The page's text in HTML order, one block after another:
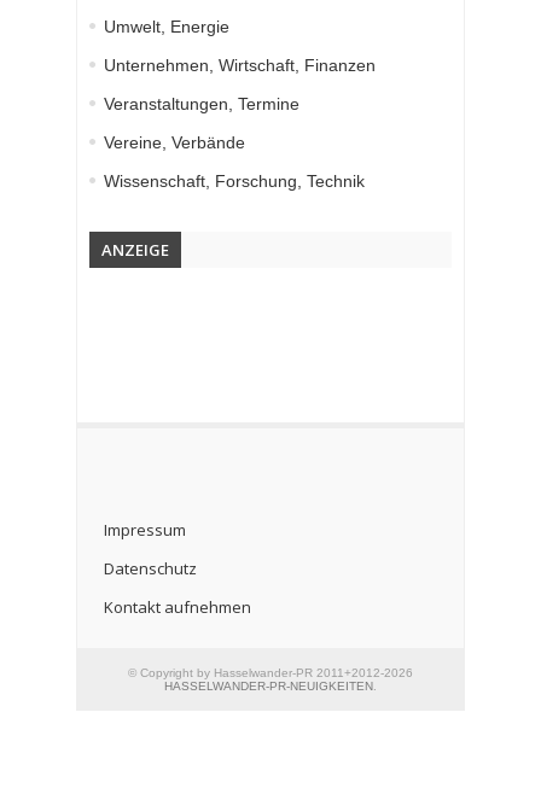
Umwelt, Energie
Unternehmen, Wirtschaft, Finanzen
Veranstaltungen, Termine
Vereine, Verbände
Wissenschaft, Forschung, Technik
ANZEIGE
Impressum
Datenschutz
Kontakt aufnehmen
© Copyright by Hasselwander-PR 2011+2012-2026
HASSELWANDER-PR-NEUIGKEITEN.